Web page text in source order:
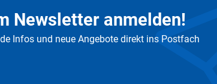
Newsletter anmelden!
Infos und neue Angebote direkt ins Postfach